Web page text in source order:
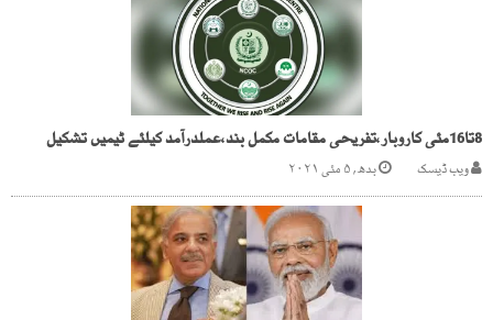
8تا16مئی کاروبار،تفریحی مقامات مکمل بند،عملدرآمد کیلئے ٹیمیں تشکیل
ویب ڈیسک بدھ, ۵ مئی ۲۰۲۱